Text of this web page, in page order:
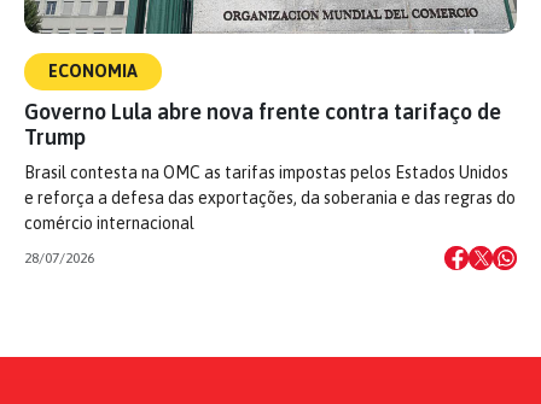
ECONOMIA
Governo Lula abre nova frente contra tarifaço de
Trump
Brasil contesta na OMC as tarifas impostas pelos Estados Unidos
e reforça a defesa das exportações, da soberania e das regras do
comércio internacional
28/07/2026